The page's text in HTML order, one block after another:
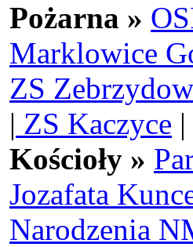
Pożarna »
Marklowice
ZS
| ZS Kaczyce
Kościoły »
Jozafata
Narodzenia